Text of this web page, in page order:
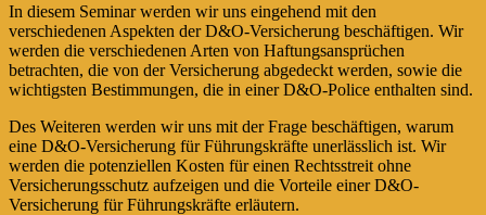
In diesem Seminar werden wir uns eingehend mit den
verschiedenen Aspekten der D&O-Versicherung beschäftigen. Wir
werden die verschiedenen Arten von Haftungsansprüchen
betrachten, die von der Versicherung abgedeckt werden, sowie die
wichtigsten Bestimmungen, die in einer D&O-Police enthalten sind.
Des Weiteren werden wir uns mit der Frage beschäftigen, warum
eine D&O-Versicherung für Führungskräfte unerlässlich ist. Wir
werden die potenziellen Kosten für einen Rechtsstreit ohne
Versicherungsschutz aufzeigen und die Vorteile einer D&O-
Versicherung für Führungskräfte erläutern.